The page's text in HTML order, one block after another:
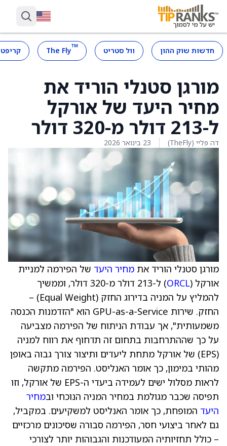
חדשות שוק ההון וול סטריט ™
The Fly
מורגן סטנלי הוריד את
מחיר היעד של אורקל
ל-213 דולר מ-320 דולר
דה פליי (TheFly) 23 בינואר 2026
מורגן סטנלי הוריד את מחיר היעד של הפירמה למניית
אורקל (ORCL
) ל-213 דולר מ-320 דולר, וממשיך
להמליץ על המניה בדירוג החזק (Equal Weight) –
החזק. שירות GPU-as-a-Service הוא "הזדמנות הכנסה
משמעותית", אך עבודת הניתוח של הפירמה מצביעה
על כך שההתרחבות בתחום זה תדחוף את רווח למניה
(EPS) של אורקל מתחת ליעדים ותיצור צורך גבוה באופן
מהותי במימון, כך אומר האנליסט. הפירמה מתקשה
לראות מסלול ישים לעמידה ביעדי ה-EPS של אורקל, וזו
תפיסה שכבר מגולמת במחיר המניה הנוכחי ובמחיר
היעד המופחת, כך אומר האנליסט למשקיעים. במקביל,
גם לאחר ביצועי חסר, הפירמה סבורה שסיכונים מרכזיים
– כולל תחזיותיה המעודכנות והגבוהות יותר לצורכי